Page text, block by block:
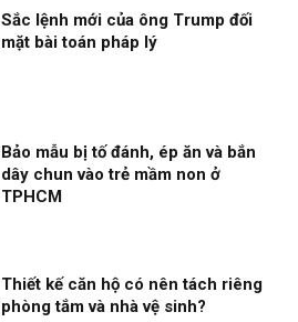
Sắc lệnh mới của ông Trump đối
mặt bài toán pháp lý
Bảo mẫu bị tố đánh, ép ăn và bắn
dây chun vào trẻ mầm non ở
TPHCM
Thiết kế căn hộ có nên tách riêng
phòng tắm và nhà vệ sinh?